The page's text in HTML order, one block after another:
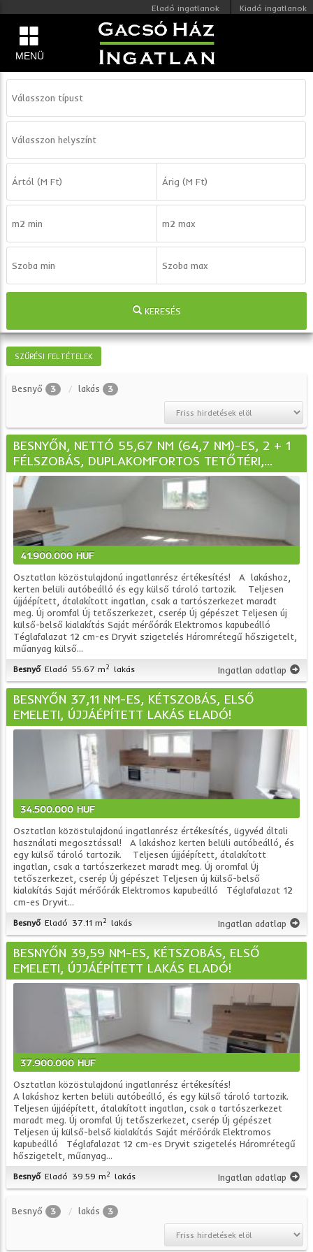
MENÜ
Eladó ingatlanok Kiadó ingatlanok
KERESÉS
SZŰRÉSI FELTÉTELEK
Besnyő 3 lakás 3
BESNYŐN, NETTÓ 55,67 NM (64,7 NM)-ES, 2 + 1
FÉLSZOBÁS, DUPLAKOMFORTOS TETŐTÉRI,...
41.900.000 HUF
Osztatlan közöstulajdonú ingatlanrész értékesítés! A lakáshoz,
kerten belüli autóbeálló és egy külső tároló tartozik. Teljesen
újjáépített, átalakított ingatlan, csak a tartószerkezet maradt
meg. Új oromfal Új tetőszerkezet, cserép Új gépészet Teljesen új
külső-belső kialakítás Saját mérőórák Elektromos kapubeálló
Téglafalazat 12 cm-es Dryvit szigetelés Háromrétegű hőszigetelt,
műanyag külső...
Besnyő Eladó 55.67 m2 lakás Ingatlan adatlap
BESNYŐN 37,11 NM-ES, KÉTSZOBÁS, ELSŐ
EMELETI, ÚJJÁÉPÍTETT LAKÁS ELADÓ!
34.500.000 HUF
Osztatlan közöstulajdonú ingatlanrész értékesítés, ügyvéd általi
használati megosztással! A lakáshoz kerten belüli autóbeálló, és
egy külső tároló tartozik. Teljesen újjáépített, átalakított
ingatlan, csak a tartószerkezet maradt meg. Új oromfal Új
tetőszerkezet, cserép Új gépészet Teljesen új külső-belső
kialakítás Saját mérőórák Elektromos kapubeálló Téglafalazat 12
cm-es Dryvit...
Besnyő Eladó 37.11 m2 lakás Ingatlan adatlap
BESNYŐN 39,59 NM-ES, KÉTSZOBÁS, ELSŐ
EMELETI, ÚJJÁÉPÍTETT LAKÁS ELADÓ!
37.900.000 HUF
Osztatlan közöstulajdonú ingatlanrész értékesítés!
A lakáshoz kerten belüli autóbeálló, és egy külső tároló tartozik.
Teljesen újjáépített, átalakított ingatlan, csak a tartószerkezet
maradt meg. Új oromfal Új tetőszerkezet, cserép Új gépészet
Teljesen új külső-belső kialakítás Saját mérőórák Elektromos
kapubeálló Téglafalazat 12 cm-es Dryvit szigetelés Háromrétegű
hőszigetelt, műanyag...
Besnyő Eladó 39.59 m2 lakás Ingatlan adatlap
Besnyő 3 lakás 3